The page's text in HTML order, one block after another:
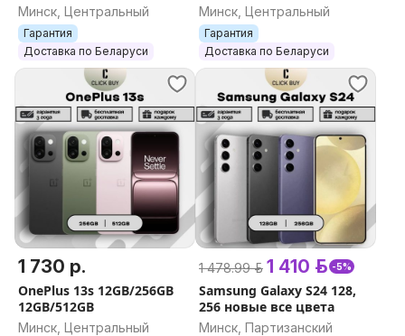
Минск, Центральный
Гарантия
Доставка по Беларуси
Минск, Центральный
Гарантия
Доставка по Беларуси
1 730 р.
OnePlus 13s 12GB/256GB
12GB/512GB
Минск, Центральный
1 478.99 р. 1 410 р. -5%
Samsung Galaxy S24 128,
256 новые все цвета
Минск, Партизанский